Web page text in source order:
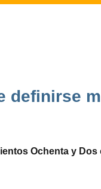
definirse
Ochenta y Dos